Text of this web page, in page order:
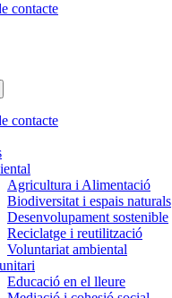
contacte
contacte
Agricultura i Alimentació
Biodiversitat i espais naturals
Desenvolupament sostenible
Reciclatge i reutilització
Voluntariat ambiental
Educació en el lleure